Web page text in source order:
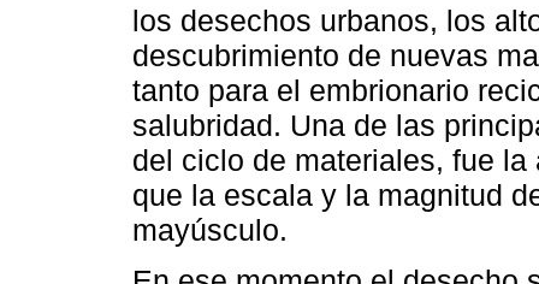
los desechos urbanos, los
descubrimiento de nuevas
tanto para el embrionario
salubridad. Una de las
del ciclo de materiales, fue
que la escala y la magnitud
mayúsculo.